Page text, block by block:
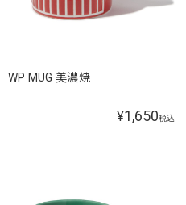
WP MUG 美濃焼
¥1,650税込